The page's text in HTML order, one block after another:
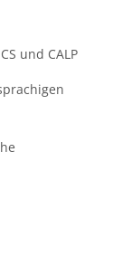
und CALP